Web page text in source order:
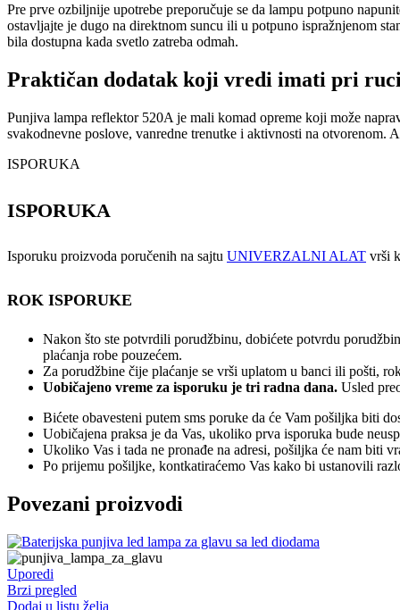
Pre prve ozbiljnije upotrebe preporučuje se da lampu potpuno
ostavljajte je dugo na direktnom suncu ili u potpuno ispražnjenom
bila dostupna kada svetlo zatreba odmah.
Praktičan dodatak koji vredi imati pri ruci
Punjiva lampa reflektor 520A je mali komad opreme koji može
svakodnevne poslove, vanredne trenutke i aktivnosti na
ISPORUKA
ISPORUKA
Isporuku proizvoda poručenih na sajtu UNIVERZALNI ALAT vrši
ROK ISPORUKE
Nakon što ste potvrdili porudžbinu, dobićete potvrdu
plaćanja robe pouzećem.
Za porudžbine čije plaćanje se vrši uplatom u banci ili pošti,
Uobičajeno vreme za isporuku je tri radna dana. Usled
Bićete obavesteni putem sms poruke da će Vam pošiljka biti
Uobičajena praksa je da Vas, ukoliko prva isporuka bude
Ukoliko Vas i tada ne pronađe na adresi, pošiljka će nam biti
Po prijemu pošiljke, kontkatiraćemo Vas kako bi ustanovili
Povezani proizvodi
Uporedi
Brzi pregled
Dodaj u listu želja